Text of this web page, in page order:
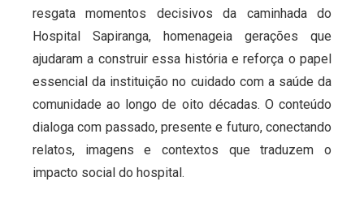
resgata momentos decisivos da caminhada do
Hospital Sapiranga, homenageia gerações que
ajudaram a construir essa história e reforça o papel
essencial da instituição no cuidado com a saúde da
comunidade ao longo de oito décadas. O conteúdo
dialoga com passado, presente e futuro, conectando
relatos, imagens e contextos que traduzem o
impacto social do hospital.